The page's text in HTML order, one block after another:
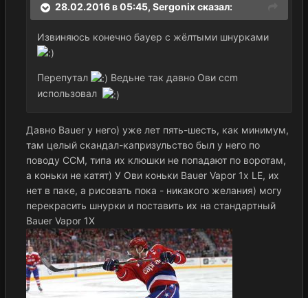
28.02.2016 в 05:45, Sergonixсказал:
Извиняюсь конечно бауер с жёлтыми шнурками
Перепутал
Ведьне так давно Ови ccm
использовал
Давно Bauer у него) уже лет пять-шесть, как минимум,
там целый скандал-капризульство был у него по
поводу CCM, типа их клюшки не попадают по воротам,
а коньки не катят) У Ови коньки Bauer Vapor 1x LE, их
нет в паке, а рисовать пока - никакого желания) могу
перекрасить шнурки и поставить их на стандартный
Bauer Vapor 1Х